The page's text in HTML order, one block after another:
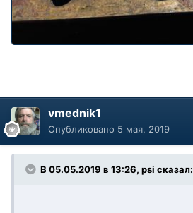
vmednik1
Опубликовано 5 мая, 2019
В 05.05.2019 в 13:26, psi сказал: